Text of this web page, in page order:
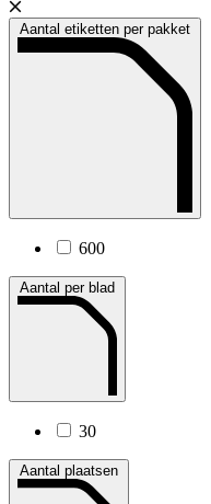
Aantal etiketten per pakket
600
Aantal per blad
30
Aantal plaatsen